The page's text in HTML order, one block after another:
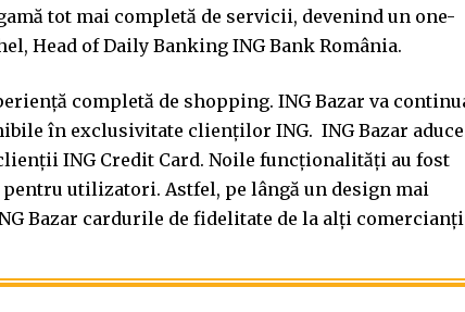
tot mai completă de servicii, devenind un one-
Head of Daily Banking ING Bank România.
completă de shopping. ING Bazar va
în exclusivitate clienților ING. ING Bazar aduce
ING Credit Card. Noile funcționalități au fost
utilizatori. Astfel, pe lângă un design mai
Bazar cardurile de fidelitate de la alți